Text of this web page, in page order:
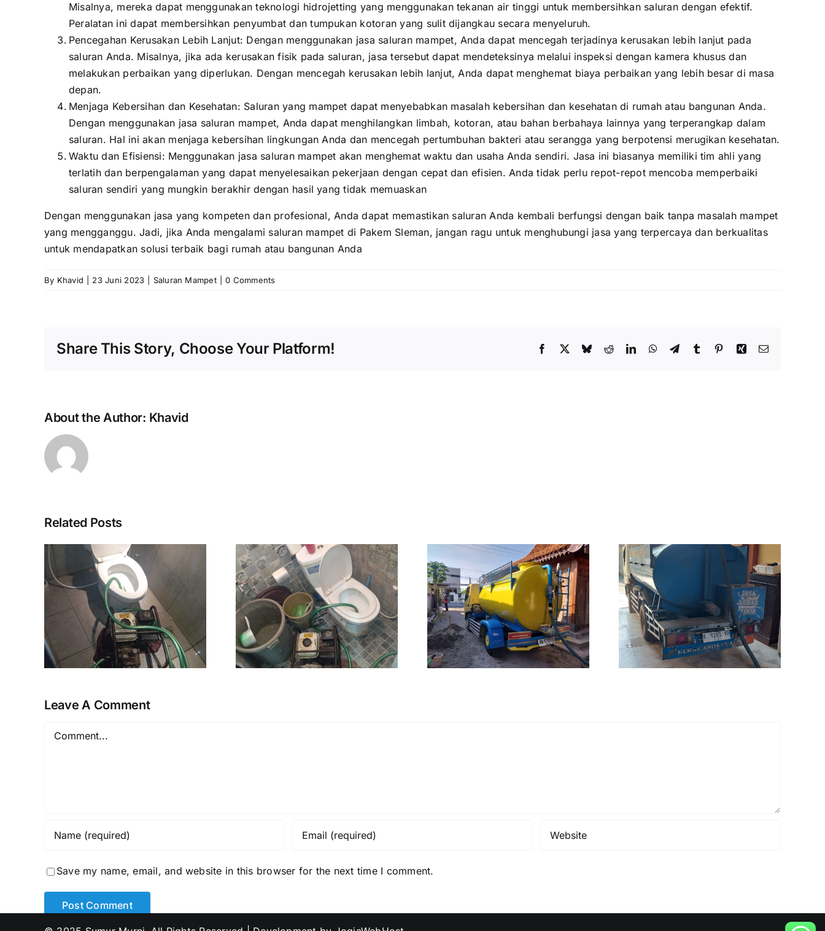
Misalnya, mereka dapat menggunakan teknologi hidrojetting yang menggunakan tekanan air tinggi untuk membersihkan saluran dengan efektif.
Peralatan ini dapat membersihkan penyumbat dan tumpukan kotoran yang sulit dijangkau secara menyeluruh.
Pencegahan Kerusakan Lebih Lanjut: Dengan menggunakan jasa saluran mampet, Anda dapat mencegah terjadinya kerusakan lebih lanjut pada
saluran Anda. Misalnya, jika ada kerusakan fisik pada saluran, jasa tersebut dapat mendeteksinya melalui inspeksi dengan kamera khusus dan
melakukan perbaikan yang diperlukan. Dengan mencegah kerusakan lebih lanjut, Anda dapat menghemat biaya perbaikan yang lebih besar di masa
depan.
Menjaga Kebersihan dan Kesehatan: Saluran yang mampet dapat menyebabkan masalah kebersihan dan kesehatan di rumah atau bangunan Anda.
Dengan menggunakan jasa saluran mampet, Anda dapat menghilangkan limbah, kotoran, atau bahan berbahaya lainnya yang terperangkap dalam
saluran. Hal ini akan menjaga kebersihan lingkungan Anda dan mencegah pertumbuhan bakteri atau serangga yang berpotensi merugikan kesehatan.
Waktu dan Efisiensi: Menggunakan jasa saluran mampet akan menghemat waktu dan usaha Anda sendiri. Jasa ini biasanya memiliki tim ahli yang
terlatih dan berpengalaman yang dapat menyelesaikan pekerjaan dengan cepat dan efisien. Anda tidak perlu repot-repot mencoba memperbaiki
saluran sendiri yang mungkin berakhir dengan hasil yang tidak memuaskan
Dengan menggunakan jasa yang kompeten dan profesional, Anda dapat memastikan saluran Anda kembali berfungsi dengan baik tanpa masalah mampet
yang mengganggu. Jadi, jika Anda mengalami saluran mampet di Pakem Sleman, jangan ragu untuk menghubungi jasa yang terpercaya dan berkualitas
untuk mendapatkan solusi terbaik bagi rumah atau bangunan Anda
By Khavid 23 Juni 2023 Saluran Mampet 0 Comments
Share This Story, Choose Your Platform! Facebook
X BlueskyRedditLinkedInWhatsApp
TelegramTumblr PinterestXing Email
About the Author: Khavid
Related Posts
Saluran Mampet
Murah Jogja
Sleman Bantul 1
Sedot WC Murah
Jogja Sleman
Bantul 1
Jasa Sedot WC
dan Saluran
Mampet Minggir
Sleman 45
Leave A Comment
Comment
Save my name, email, and website in this browser for the next time I comment.